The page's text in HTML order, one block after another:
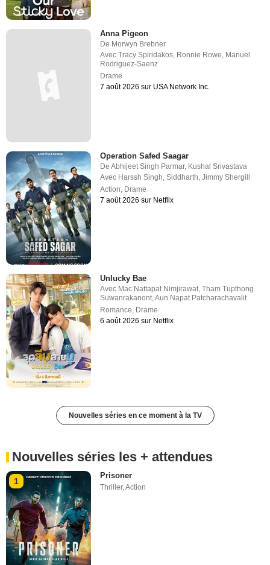
Anna Pigeon
De Morwyn Brebner
AvecTracy Spiridakos Ronnie Rowe Manuel
Rodriguez-Saenz
Drame
7 août 2026 sur USA Network Inc.
Operation Safed Saagar
DeAbhijeet Singh Parmar, Kushal Srivastava
Avec Harssh Singh,Siddharth,Jimmy Shergill
Action, Drame
7 août 2026 sur Netflix
Unlucky Bae
Avec Mac Nattapat Nimjirawat,Tham Tupthong
Suwanrakanont,Aun Napat Patcharachavalit
Romance, Drame
6 août 2026 sur Netflix
Nouvelles séries en ce moment à la TV
Nouvelles séries les + attendues
1
Prisoner
Thriller,Action